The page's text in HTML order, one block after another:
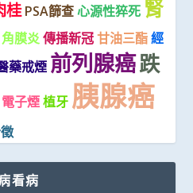
桂 PSA篩查 心源性猝死 腎
角膜炎 傳播新冠 甘油三酯 經
藥戒煙 前列腺癌跌
電子煙 植牙 胰腺癌
看病